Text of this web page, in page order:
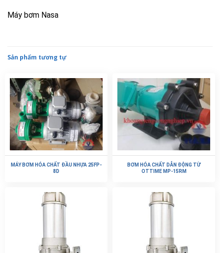
Máy bơm Nasa
Sản phẩm tương tự
MÁY BƠM HÓA CHẤT ĐẦU NHỰA 25FP-
8D
BƠM HÓA CHẤT DẪN ĐỘNG TỪ
OTTIME MP-15RM